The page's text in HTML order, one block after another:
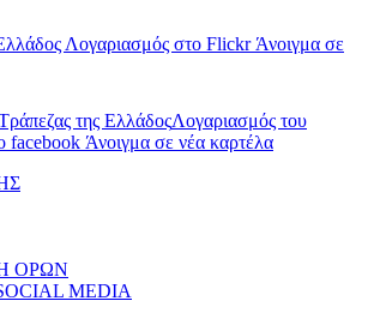
Λογαριασμός στο FlickrΆνοιγμα σε
της ΕλλάδοςΛογαριασμός του
facebook Άνοιγμα σε νέα καρτέλα
ΟΡΩΝ
MEDIA